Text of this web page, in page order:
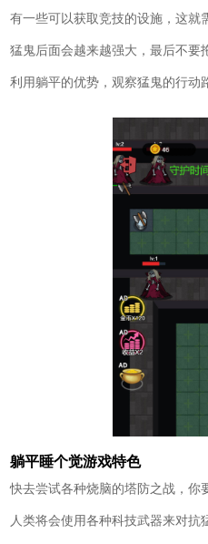
有一些可以获取竞技的设施，这就
猛鬼后面会越来越强大，最后不要
利用躺平的优势，观察猛鬼的行动
躺平睡个觉游戏特色
快去尝试各种烧脑的塔防之战，你
人类将会使用各种科技武器来对抗